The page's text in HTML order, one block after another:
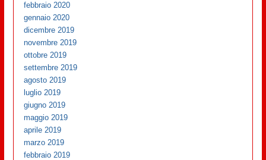
febbraio 2020
gennaio 2020
dicembre 2019
novembre 2019
ottobre 2019
settembre 2019
agosto 2019
luglio 2019
giugno 2019
maggio 2019
aprile 2019
marzo 2019
febbraio 2019